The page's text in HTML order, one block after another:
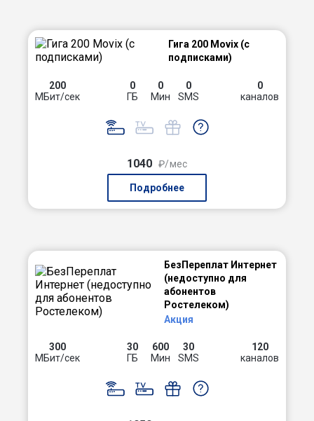
Гига 200 Movix (с
подписками)
200
МБит/сек
0
ГБ
0
Мин
0
SMS
0
каналов
1040 ₽/мес
Подробнее
БезПереплат Интернет
(недоступно для
абонентов
Ростелеком)
Акция
300
МБит/сек
30
ГБ
600
Мин
30
SMS
120
каналов